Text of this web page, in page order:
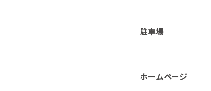
駐車場
ホームページ